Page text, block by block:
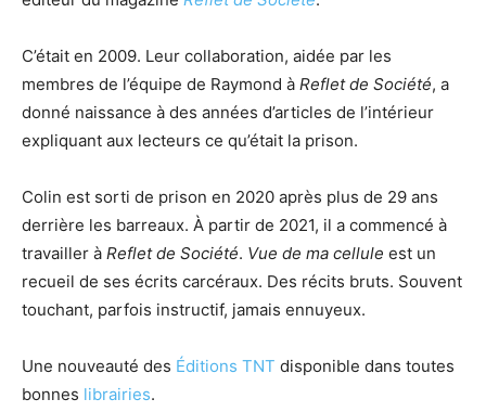
C’était en 2009. Leur collaboration, aidée par les
membres de l’équipe de Raymond à Reflet de Société, a
donné naissance à des années d’articles de l’intérieur
expliquant aux lecteurs ce qu’était la prison.
Colin est sorti de prison en 2020 après plus de 29 ans
derrière les barreaux. À partir de 2021, il a commencé à
travailler à Reflet de Société. Vue de ma cellule est un
recueil de ses écrits carcéraux. Des récits bruts. Souvent
touchant, parfois instructif, jamais ennuyeux.
Une nouveauté des Éditions TNT disponible dans toutes
bonnes librairies.